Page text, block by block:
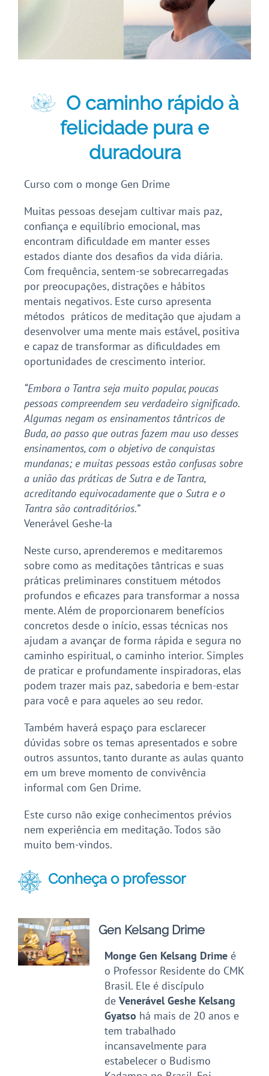
O caminho rápido à
felicidade pura e
duradoura
Curso com o monge Gen Drime
Muitas pessoas desejam cultivar mais paz,
confiança e equilíbrio emocional, mas
encontram dificuldade em manter esses
estados diante dos desafios da vida diária.
Com frequência, sentem-se sobrecarregadas
por preocupações, distrações e hábitos
mentais negativos. Este curso apresenta
métodos práticos de meditação que ajudam a
desenvolver uma mente mais estável, positiva
e capaz de transformar as dificuldades em
oportunidades de crescimento interior.
“Embora o Tantra seja muito popular, poucas
pessoas compreendem seu verdadeiro significado.
Algumas negam os ensinamentos tântricos de
Buda, ao passo que outras fazem mau uso desses
ensinamentos, com o objetivo de conquistas
mundanas; e muitas pessoas estão confusas sobre
a união das práticas de Sutra e de Tantra,
acreditando equivocadamente que o Sutra e o
Tantra são contraditórios.”
Venerável Geshe-la
Neste curso, aprenderemos e meditaremos
sobre como as meditações tântricas e suas
práticas preliminares constituem métodos
profundos e eficazes para transformar a nossa
mente. Além de proporcionarem benefícios
concretos desde o início, essas técnicas nos
ajudam a avançar de forma rápida e segura no
caminho espiritual, o caminho interior. Simples
de praticar e profundamente inspiradoras, elas
podem trazer mais paz, sabedoria e bem-estar
para você e para aqueles ao seu redor.
Também haverá espaço para esclarecer
dúvidas sobre os temas apresentados e sobre
outros assuntos, tanto durante as aulas quanto
em um breve momento de convivência
informal com Gen Drime.
Este curso não exige conhecimentos prévios
nem experiência em meditação. Todos são
muito bem-vindos.
Conheça o professor
Gen Kelsang Drime
Monge Gen Kelsang Drime é
o Professor Residente do CMK
Brasil. Ele é discípulo
deVenerável Geshe Kelsang
Gyatso há mais de 20 anos e
tem trabalhado
incansavelmente para
estabelecer o Budismo